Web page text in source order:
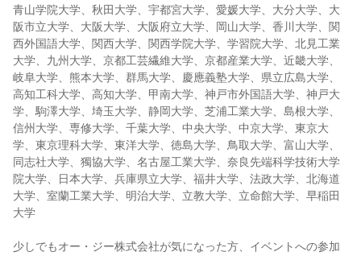
青山学院大学、秋田大学、宇都宮大学、愛媛大学、大分大学、大
阪市立大学、大阪大学、大阪府立大学、岡山大学、香川大学、関
西外国語大学、関西大学、関西学院大学、学習院大学、北見工業
大学、九州大学、京都工芸繊維大学、京都産業大学、近畿大学、
岐阜大学、熊本大学、群馬大学、慶應義塾大学、県立広島大学、
高知工科大学、高知大学、甲南大学、神戸市外国語大学、神戸大
学、駒澤大学、埼玉大学、静岡大学、芝浦工業大学、島根大学、
信州大学、専修大学、千葉大学、中央大学、中京大学、東京大
学、東京理科大学、東洋大学、徳島大学、鳥取大学、富山大学、
同志社大学、獨協大学、名古屋工業大学、奈良先端科学技術大学
院大学、日本大学、兵庫県立大学、福井大学、法政大学、北海道
大学、室蘭工業大学、明治大学、立教大学、立命館大学、早稲田
大学
少しでもオー・ジー株式会社が気になった方、イベントへの参加